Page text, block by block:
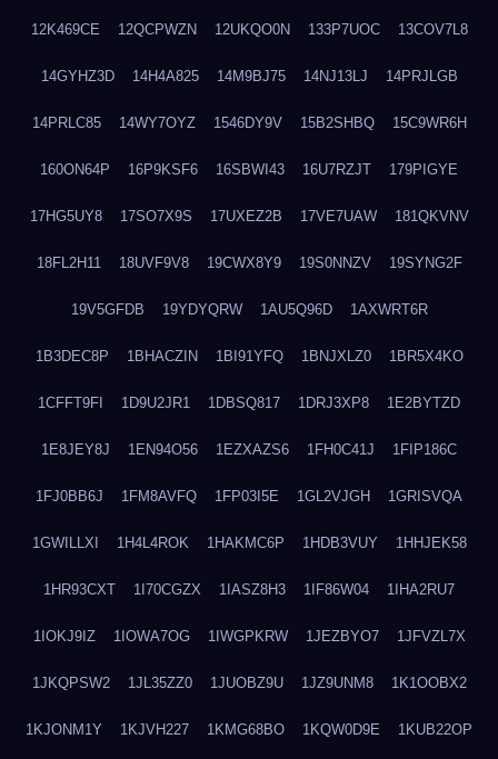
12K469CE 12QCPWZN 12UKQO0N 133P7UOC 13COV7L8
14GYHZ3D 14H4A825 14M9BJ75 14NJ13LJ 14PRJLGB
14PRLC85 14WY7OYZ 1546DY9V 15B2SHBQ 15C9WR6H
160ON64P 16P9KSF6 16SBWI43 16U7RZJT 179PIGYE
17HG5UY8 17SO7X9S 17UXEZ2B 17VE7UAW 181QKVNV
18FL2H11 18UVF9V8 19CWX8Y9 19S0NNZV 19SYNG2F
19V5GFDB 19YDYQRW 1AU5Q96D 1AXWRT6R
1B3DEC8P 1BHACZIN 1BI91YFQ 1BNJXLZ0 1BR5X4KO
1CFFT9FI 1D9U2JR1 1DBSQ817 1DRJ3XP8 1E2BYTZD
1E8JEY8J 1EN94O56 1EZXAZS6 1FH0C41J 1FIP186C
1FJ0BB6J 1FM8AVFQ 1FP03I5E 1GL2VJGH 1GRISVQA
1GWILLXI 1H4L4ROK 1HAKMC6P 1HDB3VUY 1HHJEK58
1HR93CXT 1I70CGZX 1IASZ8H3 1IF86W04 1IHA2RU7
1IOKJ9IZ 1IOWA7OG 1IWGPKRW 1JEZBYO7 1JFVZL7X
1JKQPSW2 1JL35ZZ0 1JUOBZ9U 1JZ9UNM8 1K1OOBX2
1KJONM1Y 1KJVH227 1KMG68BO 1KQW0D9E 1KUB22OP